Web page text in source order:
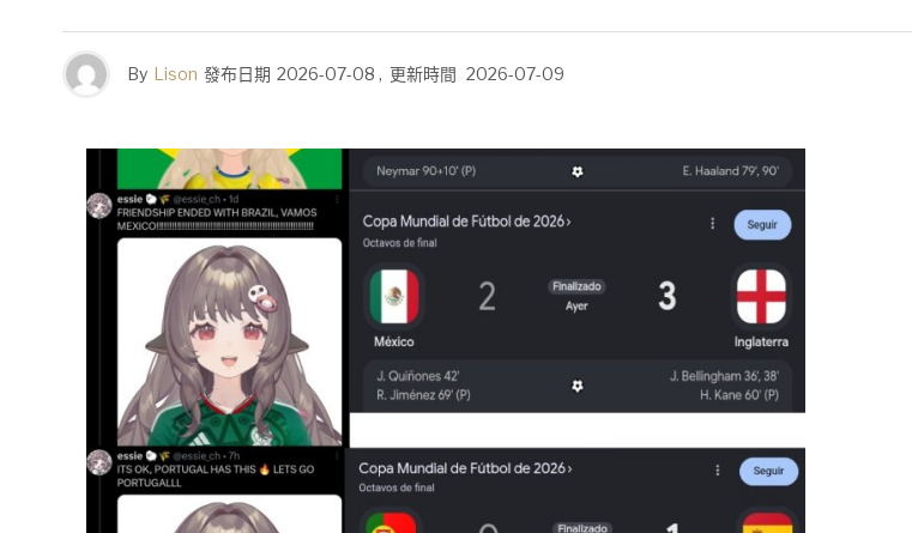
By Lison 發布日期 2026-07-08 , 更新時間 2026-07-09